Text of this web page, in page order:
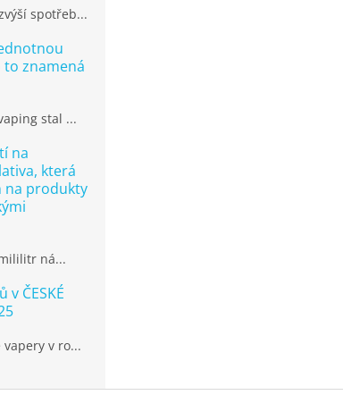
spotřeb...
to znamená
stal ...
na
která
na produkty
ná...
ČESKÉ
vapery v ro...